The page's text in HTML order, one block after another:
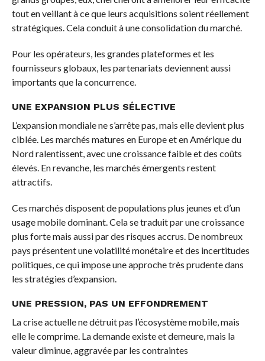
tout en veillant à ce que leurs acquisitions soient réellement
stratégiques. Cela conduit à une consolidation du marché.
Pour les opérateurs, les grandes plateformes et les
fournisseurs globaux, les partenariats deviennent aussi
importants que la concurrence.
UNE EXPANSION PLUS SÉLECTIVE
L’expansion mondiale ne s’arrête pas, mais elle devient plus
ciblée. Les marchés matures en Europe et en Amérique du
Nord ralentissent, avec une croissance faible et des coûts
élevés. En revanche, les marchés émergents restent
attractifs.
Ces marchés disposent de populations plus jeunes et d’un
usage mobile dominant. Cela se traduit par une croissance
plus forte mais aussi par des risques accrus. De nombreux
pays présentent une volatilité monétaire et des incertitudes
politiques, ce qui impose une approche très prudente dans
les stratégies d’expansion.
UNE PRESSION, PAS UN EFFONDREMENT
La crise actuelle ne détruit pas l’écosystème mobile, mais
elle le comprime. La demande existe et demeure, mais la
valeur diminue, aggravée par les contraintes